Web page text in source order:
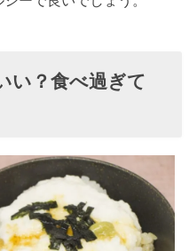
い？食べ過ぎて